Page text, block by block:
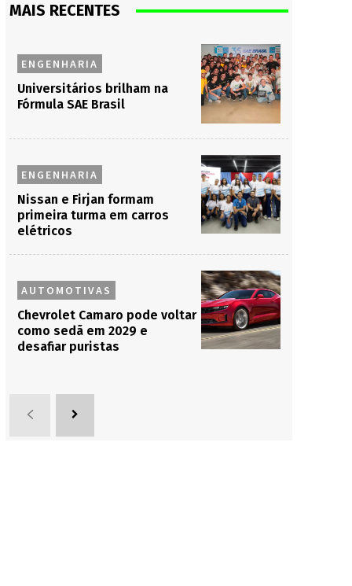
MAIS RECENTES
ENGENHARIA
Universitários brilham na
Fórmula SAE Brasil
ENGENHARIA
Nissan e Firjan formam
primeira turma em carros
elétricos
AUTOMOTIVAS
Chevrolet Camaro pode voltar
como sedã em 2029 e
desafiar puristas